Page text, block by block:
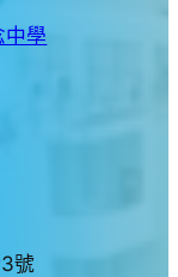
中學
號